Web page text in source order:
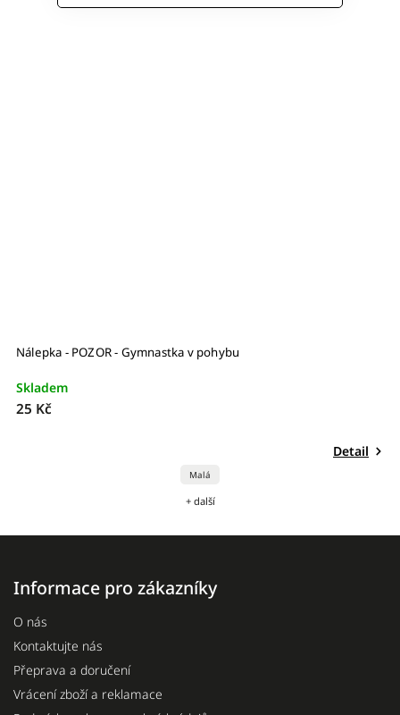
Nálepka - POZOR - Gymnastka v pohybu
Skladem
25 Kč
Detail
Malá
+ další
Informace pro zákazníky
O nás
Kontaktujte nás
Přeprava a doručení
Vrácení zboží a reklamace